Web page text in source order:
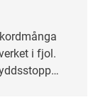
i fjol.